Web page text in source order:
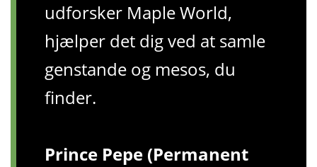
udforsker Maple World,
hjælper det dig ved at samle
genstande og mesos, du
finder.
Prince Pepe (Permanent